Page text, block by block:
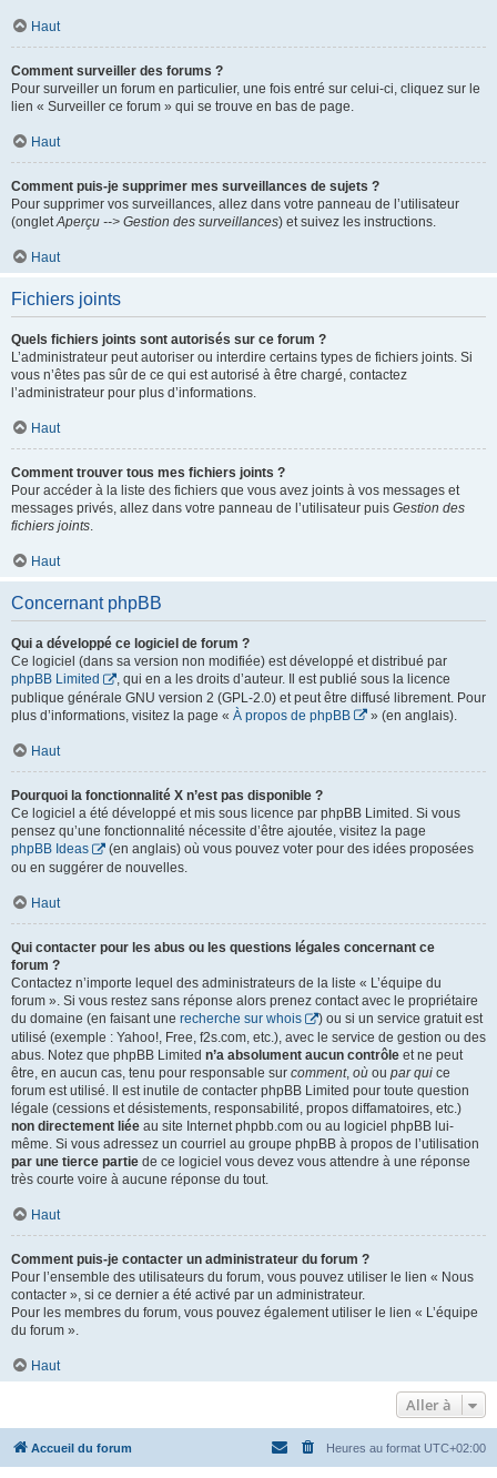
Haut
Comment surveiller des forums ?
Pour surveiller un forum en particulier, une fois entré sur celui-ci, cliquez sur le
lien « Surveiller ce forum » qui se trouve en bas de page.
Haut
Comment puis-je supprimer mes surveillances de sujets ?
Pour supprimer vos surveillances, allez dans votre panneau de l’utilisateur
(ongletAperçu --> Gestion des surveillances) et suivez les instructions.
Haut
Fichiers joints
Quels fichiers joints sont autorisés sur ce forum ?
L’administrateur peut autoriser ou interdire certains types de fichiers joints. Si
vous n’êtes pas sûr de ce qui est autorisé à être chargé, contactez
l’administrateur pour plus d’informations.
Haut
Comment trouver tous mes fichiers joints ?
Pour accéder à la liste des fichiers que vous avez joints à vos messages et
messages privés, allez dans votre panneau de l’utilisateur puis Gestion des
fichiers joints.
Haut
Concernant phpBB
Qui a développé ce logiciel de forum ?
Ce logiciel (dans sa version non modifiée) est développé et distribué par
phpBB Limited
, qui en a les droits d’auteur. Il est publié sous la licence
publique générale GNU version 2 (GPL-2.0) et peut être diffusé librement. Pour
plus d’informations, visitez la page « À propos de phpBB » (en anglais).
Haut
Pourquoi la fonctionnalité X n’est pas disponible ?
Ce logiciel a été développé et mis sous licence par phpBB Limited. Si vous
pensez qu’une fonctionnalité nécessite d’être ajoutée, visitez la page
phpBB Ideas
(en anglais) où vous pouvez voter pour des idées proposées
ou en suggérer de nouvelles.
Haut
Qui contacter pour les abus ou les questions légales concernant ce
forum ?
Contactez n’importe lequel des administrateurs de la liste « L’équipe du
forum ». Si vous restez sans réponse alors prenez contact avec le propriétaire
du domaine (en faisant une recherche sur whois
) ou si un service gratuit est
utilisé (exemple : Yahoo!, Free, f2s.com, etc.), avec le service de gestion ou des
abus. Notez que phpBB Limited n’a absolument aucun contrôle et ne peut
être, en aucun cas, tenu pour responsable sur comment, où ou par qui ce
forum est utilisé. Il est inutile de contacter phpBB Limited pour toute question
légale (cessions et désistements, responsabilité, propos diffamatoires, etc.)
non directement liée au site Internet phpbb.com ou au logiciel phpBB lui-
même. Si vous adressez un courriel au groupe phpBB à propos de l’utilisation
par une tierce partie de ce logiciel vous devez vous attendre à une réponse
très courte voire à aucune réponse du tout.
Haut
Comment puis-je contacter un administrateur du forum ?
Pour l’ensemble des utilisateurs du forum, vous pouvez utiliser le lien « Nous
contacter », si ce dernier a été activé par un administrateur.
Pour les membres du forum, vous pouvez également utiliser le lien « L’équipe
du forum ».
Haut
Aller à
Accueil du forum Heures au format UTC+02:00